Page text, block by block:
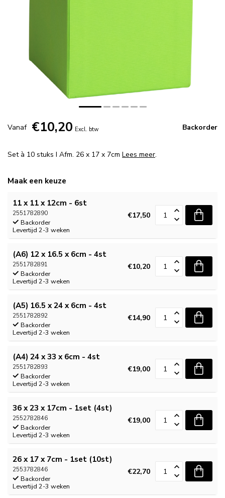
Vanaf €10,20 Excl. btw Backorder
Set à 10 stuks I Afm. 26 x 17 x 7cm Lees meer.
Maak een keuze
11 x 11 x 12cm - 6st
2551782890
Backorder
Levertijd 2-3 weken
€17,50
(A6) 12 x 16.5 x 6cm - 4st
2551782891
Backorder
Levertijd 2-3 weken
€10,20
(A5) 16.5 x 24 x 6cm - 4st
2551782892
Backorder
Levertijd 2-3 weken
€14,90
(A4) 24 x 33 x 6cm - 4st
2551782893
Backorder
Levertijd 2-3 weken
€19,00
36 x 23 x 17cm - 1set (4st)
2552782846
Backorder
Levertijd 2-3 weken
€19,00
26 x 17 x 7cm - 1set (10st)
2553782846
Backorder
Levertijd 2-3 weken
€22,70